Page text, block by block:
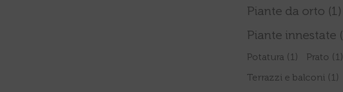
Piante da orto (1)
Piante innestate
Potatura (1) Prato (1)
Terrazzi e balconi (1)